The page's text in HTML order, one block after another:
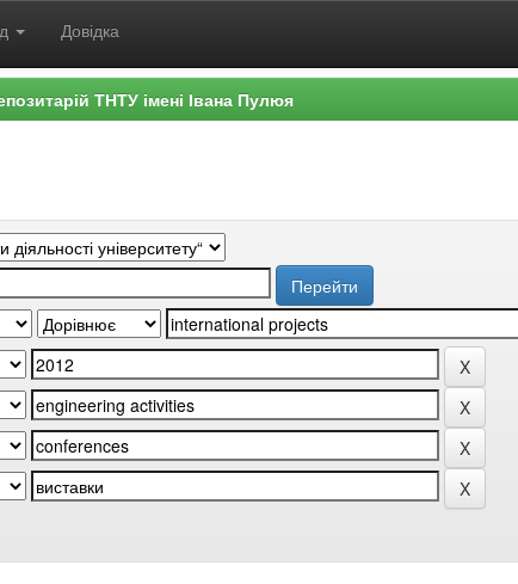
Довідка
ТНТУ імені Івана Пулюя